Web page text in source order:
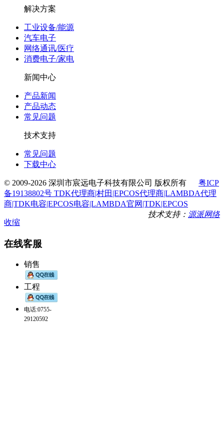
解决方案
工业设备/能源
汽车电子
网络通讯/医疗
消费电子/家电
新闻中心
产品新闻
产品动态
常见问题
技术支持
常见问题
下载中心
© 2009-2026 深圳市宸远电子科技有限公司 版权所有 粤ICP
备19138802号 TDK代理商|村田|EPCOS代理商|LAMBDA代理
商|TDK电容|EPCOS电容|LAMBDA官网|TDK|EPCOS
技术支持： 源派网络
收缩
在线客服
销售
工程
电话:0755-
29120592